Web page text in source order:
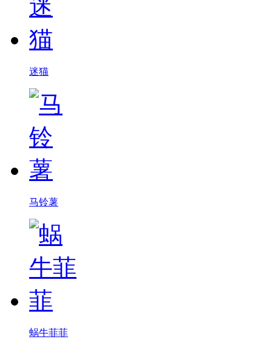
迷猫
马铃薯
蜗牛菲菲